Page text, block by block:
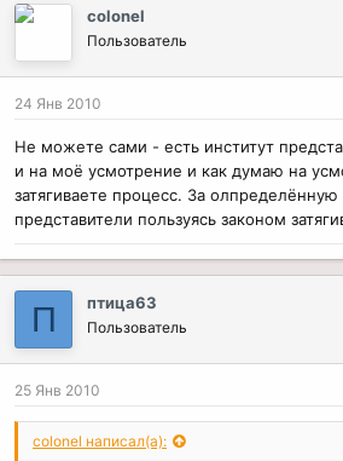
colonel
Пользователь
24 Янв 2010
Не можете сами - есть институт
и на моё усмотрение и как думаю на
затягиваете процесс. За олпределённую
представители пользуясь законом
П птица63
Пользователь
25 Янв 2010
colonel написал(а):